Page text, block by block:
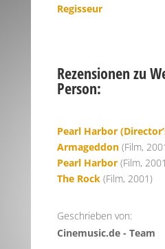
Regisseur
Rezensionen zu
Person:
Pearl Harbor
Armageddon(Film,
Pearl Harbor(Film,
The Rock(Film, 2001)
Geschrieben von:
Cinemusic.de - Team